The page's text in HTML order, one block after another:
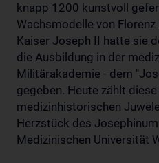
knapp 1200 kunstvoll
Wachsmodelle von
Kaiser Joseph II hatte sie
die Ausbildung in der
Militärakademie - dem
gegeben. Heute zählt
medizinhistorischen
Herzstück des
Medizinischen Universität